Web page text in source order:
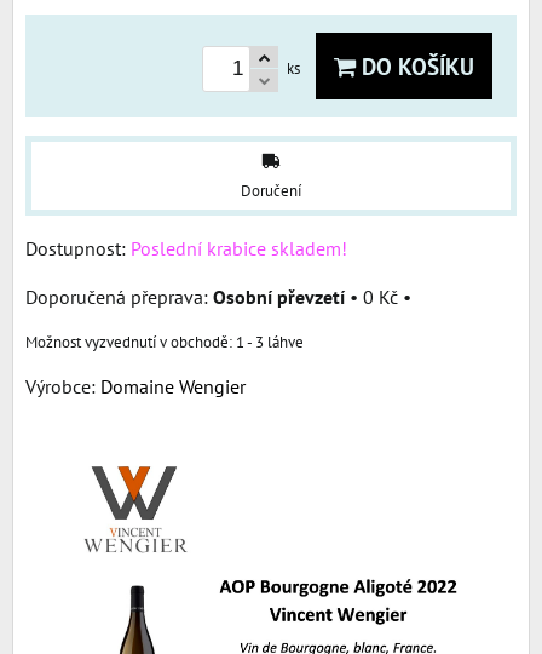
ks DO KOŠÍKU
Doručení
Dostupnost: Poslední krabice skladem!
Osobní převzetí • 0 Kč •
1 - 3 láhve
Výrobce: Domaine Wengier